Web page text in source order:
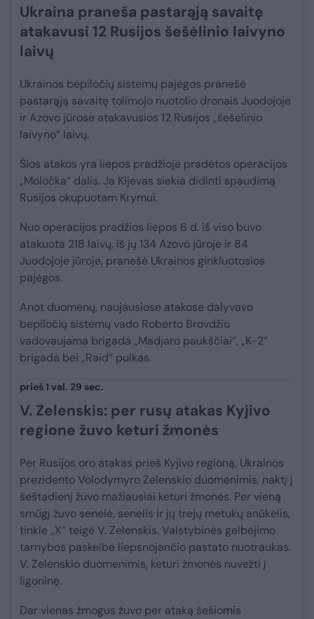
Ukraina praneša pastarąją savaitę
atakavusi 12 Rusijos šešėlinio laivyno
laivų
Ukrainos bepiločių sistemų pajėgos pranešė
pastarąją savaitę tolimojo nuotolio dronais Juodojoje
ir Azovo jūrose atakavusios 12 Rusijos „šešėlinio
laivyno“ laivų.
Šios atakos yra liepos pradžioje pradėtos operacijos
„Moločka“ dalis. Ja Kijevas siekia didinti spaudimą
Rusijos okupuotam Krymui.
Nuo operacijos pradžios liepos 6 d. iš viso buvo
atakuota 218 laivų, iš jų 134 Azovo jūroje ir 84
Juodojoje jūroje, pranešė Ukrainos ginkluotosios
pajėgos.
Anot duomenų, naujausiose atakose dalyvavo
bepiločių sistemų vado Roberto Brovdžio
vadovaujama brigada „Madjaro paukščiai“, „K-2“
brigada bei „Raid“ pulkas.
prieš 1 val. 29 sec.
V. Zelenskis: per rusų atakas Kyjivo
regione žuvo keturi žmonės
Per Rusijos oro atakas prieš Kyjivo regioną, Ukrainos
prezidento Volodymyro Zelenskio duomenimis, naktį į
šeštadienį žuvo mažiausiai keturi žmonės. Per vieną
smūgį žuvo senelė, senelis ir jų trejų metukų anūkėlis,
tinkle „X“ teigė V. Zelenskis. Valstybinės gelbėjimo
tarnybos paskelbė liepsnojančio pastato nuotraukas.
V. Zelenskio duomenimis, keturi žmonės nuvežti į
ligoninę.
Dar vienas žmogus žuvo per ataką šešiomis